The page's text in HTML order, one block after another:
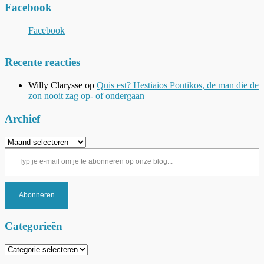
Facebook
Facebook
Recente reacties
Willy Clarysse op Quis est? Hestiaios Pontikos, de man die de
zon nooit zag op- of ondergaan
Archief
Archief
Typ je e-mail om je te abonneren op onze blog...
Abonneren
Categorieën
Categorieën